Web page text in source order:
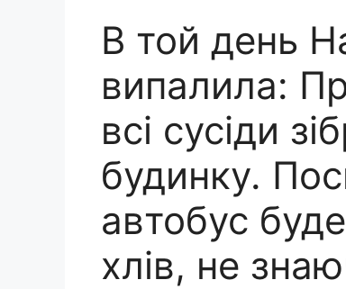
В той день
випалила:
всі сусіди
будинку.
автобус
хлів, не